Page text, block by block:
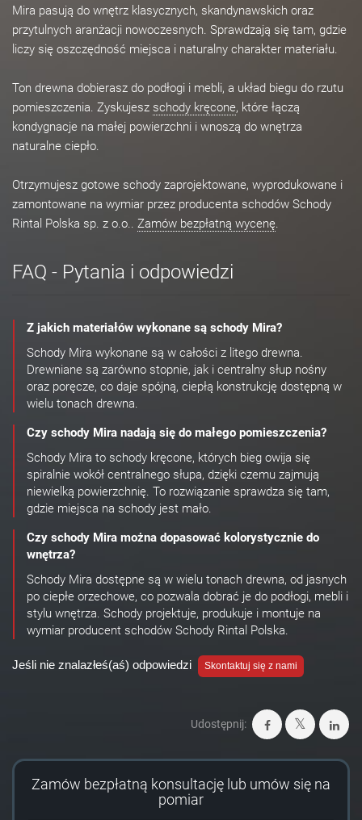
Mira pasują do wnętrz klasycznych, skandynawskich oraz
przytulnych aranżacji nowoczesnych. Sprawdzają się tam, gdzie
liczy się oszczędność miejsca i naturalny charakter materiału.
Ton drewna dobierasz do podłogi i mebli, a układ biegu do rzutu
pomieszczenia. Zyskujesz schody kręcone, które łączą
kondygnacje na małej powierzchni i wnoszą do wnętrza
naturalne ciepło.
Otrzymujesz gotowe schody zaprojektowane, wyprodukowane i
zamontowane na wymiar przez producenta schodów Schody
Rintal Polska sp. z o.o.. Zamów bezpłatną wycenę.
FAQ - Pytania i odpowiedzi
Z jakich materiałów wykonane są schody Mira?
Schody Mira wykonane są w całości z litego drewna.
Drewniane są zarówno stopnie, jak i centralny słup nośny
oraz poręcze, co daje spójną, ciepłą konstrukcję dostępną w
wielu tonach drewna.
Czy schody Mira nadają się do małego pomieszczenia?
Schody Mira to schody kręcone, których bieg owija się
spiralnie wokół centralnego słupa, dzięki czemu zajmują
niewielką powierzchnię. To rozwiązanie sprawdza się tam,
gdzie miejsca na schody jest mało.
Czy schody Mira można dopasować kolorystycznie do
wnętrza?
Schody Mira dostępne są w wielu tonach drewna, od jasnych
po ciepłe orzechowe, co pozwala dobrać je do podłogi, mebli i
stylu wnętrza. Schody projektuje, produkuje i montuje na
wymiar producent schodów Schody Rintal Polska.
Jeśli nie znalazłeś(aś) odpowiedzi Skontaktuj się z nami
Udostępnij:
Zamów bezpłatną konsultację lub umów się na
pomiar